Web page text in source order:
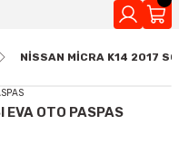
NİSSAN MİCRA K14 2017
EVA OTO PASPAS